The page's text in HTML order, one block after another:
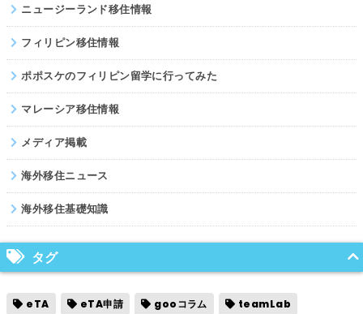
ニュージーランド移住情報
フィリピン移住情報
ポポスケのフィリピン留学に行ってみた
マレーシア移住情報
メディア掲載
海外移住ニュース
海外移住基礎知識
タグ
eTA eTA申請 gooコラム
teamLab